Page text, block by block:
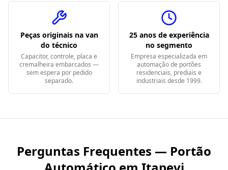
Peças originais na van
do técnico
Capacitor, controle, placa e
cremalheira embarcados —
sem espera por pedido
separado.
25 anos de experiência
no segmento
Empresa especializada em
automação de portões
residenciais, prediais e
industriais desde 1999.
Perguntas Frequentes — Portão